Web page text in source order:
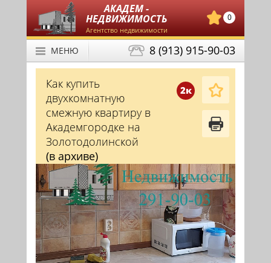
АКАДЕМ -
НЕДВИЖИМОСТЬ
Агентство недвижимости
0
8 (913) 915-90-03
МЕНЮ
2к
Как купить
двухкомнатную
смежную квартиру в
Академгородке на
Золотодолинской
(в архиве)